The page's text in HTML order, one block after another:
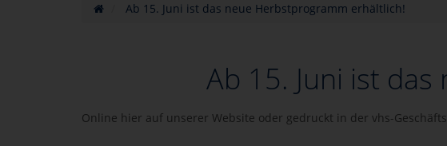
Ab 15. Juni ist das neue Herbstprogramm erhältlich!
Ab 15. Juni ist
Online hier auf unserer Website oder gedruckt in der vhs-